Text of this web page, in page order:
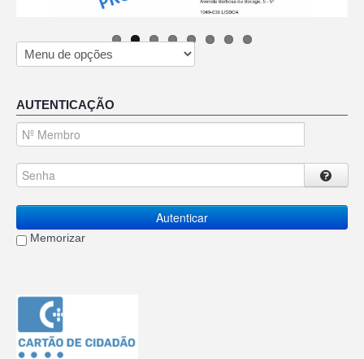
SEDAP
AUTENTICAÇÃO
Autenticar
Memorizar